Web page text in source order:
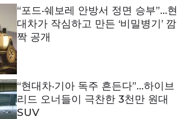
“포드·쉐보레 안방서 정면 승부”…현
대차가 작심하고 만든 ‘비밀병기’ 깜
짝 공개
“현대차·기아 독주 흔든다”…하이브
리드 오너들이 극찬한 3천만 원대
SUV